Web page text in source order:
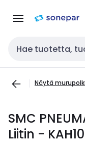
navigointiinsisältöön
Haku
Näytä
SMC
Liitin -